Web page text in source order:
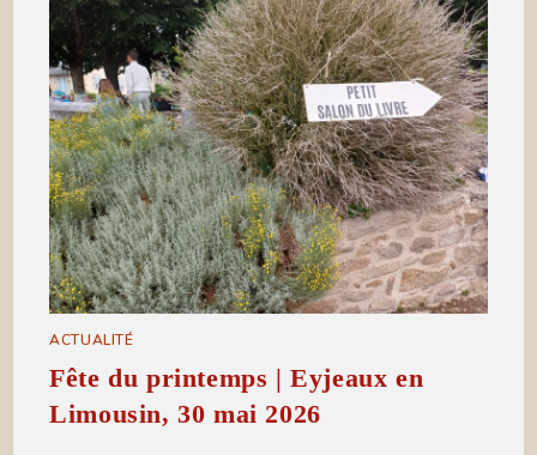
ACTUALITÉ
Fête du printemps | Eyjeaux en
Limousin, 30 mai 2026